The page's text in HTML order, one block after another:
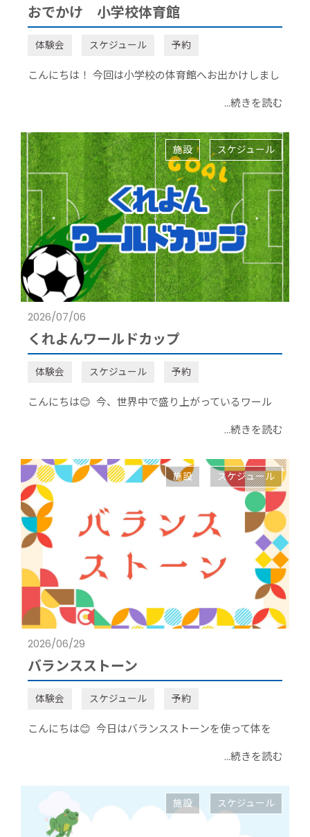
おでかけ 小学校体育館
体験会 スケジュール 予約
こんにちは！ 今回は小学校の体育館へお出かけしまし
...続きを読む
2026/07/06
くれよんワールドカップ
施設 スケジュール
体験会 スケジュール 予約
こんにちは😊 今、世界中で盛り上がっているワール
...続きを読む
2026/06/29
バランスストーン
施設 スケジュール
体験会 スケジュール 予約
こんにちは😊 今日はバランスストーンを使って体を
...続きを読む
施設 スケジュール